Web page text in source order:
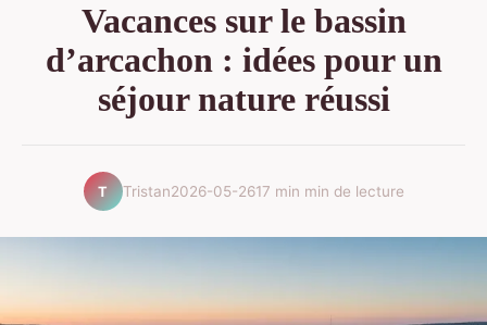
Vacances sur le bassin
d’arcachon : idées pour un
séjour nature réussi
T Tristan2026-05-2617 min min de lecture